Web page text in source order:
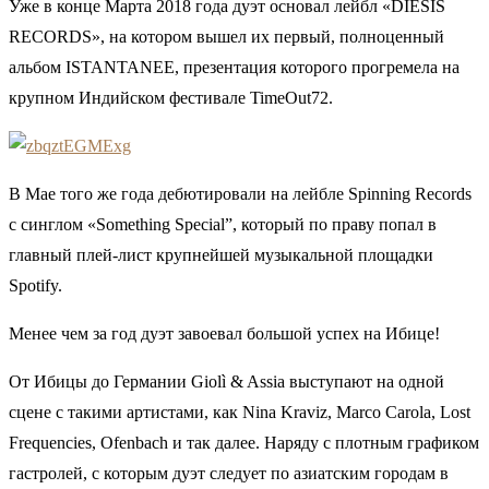
Уже в конце Марта 2018 года дуэт основал лейбл «DIESIS
RECORDS», на котором вышел их первый, полноценный
альбом ISTANTANEE, презентация которого прогремела на
крупном Индийском фестивале TimeOut72.
В Мае того же года дебютировали на лейбле Spinning Records
с синглом «Something Special”, который по праву попал в
главный плей-лист крупнейшей музыкальной площадки
Spotify.
Менее чем за год дуэт завоевал большой успех на Ибице!
От Ибицы до Германии Giolì & Assia выступают на одной
сцене с такими артистами, как Nina Kraviz, Marco Carola, Lost
Frequencies, Ofenbach и так далее. Наряду с плотным графиком
гастролей, с которым дуэт следует по азиатским городам в